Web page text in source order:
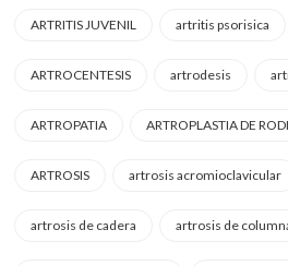
ARTRITIS JUVENIL artritis psorisica
ARTROCENTESIS artrodesis
ARTROPATIA ARTROPLASTIA DE
ARTROSIS artrosis acromioclavicular
artrosis de cadera artrosis de